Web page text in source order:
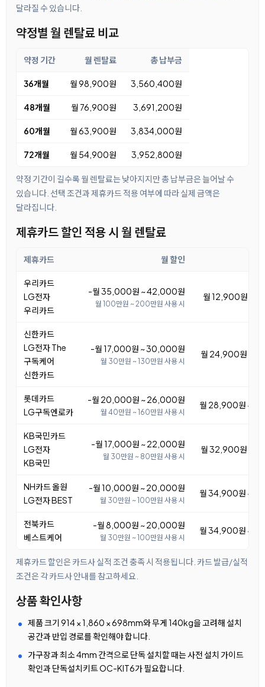
달라질 수 있습니다.
약정별 월 렌탈료 비교
약정 기간 월 렌탈료 총 납부금
36개월 월 98,900원 3,560,400원
48개월 월 76,900원 3,691,200원
60개월 월 63,900원 3,834,000원
72개월 월 54,900원 3,952,800원
약정 기간이 길수록 월 렌탈료는 낮아지지만 총 납부금은 늘어날 수
있습니다. 선택 조건과 제휴카드 적용 여부에 따라 실제 금액은
달라집니다.
제휴카드 할인 적용 시 월 렌탈료
제휴카드 월 할인
우리카드
LG전자
우리카드
-월 35,000원 ~ 42,000원
월 100만원 ~ 200만원 사용 시
월 12,900원 ~
신한카드
LG전자 The
구독케어
신한카드
-월 17,000원 ~ 30,000원
월 30만원 ~ 130만원 사용 시
월 24,900원 ~
롯데카드
LG구독엔로카
-월 20,000원 ~ 26,000원
월 40만원 ~ 160만원 사용 시
월 28,900원 ~
KB국민카드
LG전자
KB국민
-월 17,000원 ~ 22,000원
월 30만원 ~ 80만원 사용 시
월 32,900원 ~
NH카드 올원
LG전자 BEST
-월 10,000원 ~ 20,000원
월 30만원 ~ 100만원 사용 시
월 34,900원 ~
전북카드
베스트케어
-월 8,000원 ~ 20,000원
월 30만원 ~ 100만원 사용 시
월 34,900원 ~
제휴카드 할인은 카드사 실적 조건 충족 시 적용됩니다. 카드 발급/실적
조건은 각 카드사 안내를 참고하세요.
상품 확인사항
제품 크기 914 × 1,860 × 698mm와 무게 140kg을 고려해 설치
공간과 반입 경로를 확인해야 합니다.
가구장과 최소 4mm 간격으로 단독 설치할 때는 사전 설치 가이드
확인과 단독설치키트 OC-KIT6가 필요합니다.